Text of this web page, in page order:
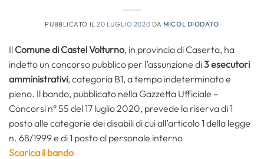
PUBBLICATO IL20 LUGLIO 2020 DA MICOL DIODATO
Il Comune di Castel Volturno, in provincia di Caserta, ha
indetto un concorso pubblico per l’assunzione di3esecutori
amministrativi, categoria B1, a tempo indeterminato e
pieno. Il bando, pubblicato nella Gazzetta Ufficiale –
Concorsi n° 55 del 17 luglio 2020, prevede la riserva di 1
posto alle categorie dei disabili di cui all’articolo 1 della legge
n. 68/1999 e di 1 posto al personale interno
Scarica il bando